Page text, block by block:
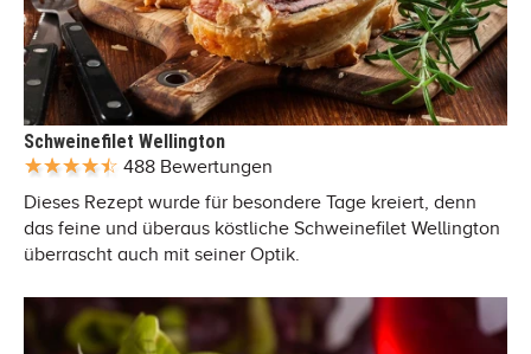
Schweinefilet Wellington
488 Bewertungen
Dieses Rezept wurde für besondere Tage kreiert, denn
das feine und überaus köstliche Schweinefilet Wellington
überrascht auch mit seiner Optik.